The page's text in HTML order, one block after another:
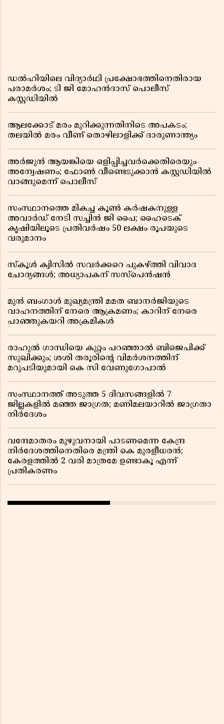
ഡൽഹിയിലെ വിദ്യാർഥി പ്രക്ഷോഭത്തിനെതിരായ
പരാമർശം; ടി ജി മോഹൻദാസ് പൊലീസ്
കസ്റ്റഡിയിൽ
ആലക്കോട് മരം മുറിക്കുന്നതിനിടെ അപകടം;
തലയിൽ മരം വീണ് തൊഴിലാളിക്ക് ദാരുണാന്ത്യം
അർജുൻ ആയങ്കിയെ ഒളിപ്പിച്ചവർക്കെതിരെയും
അന്വേഷണം; ഫോൺ വീണ്ടെടുക്കാൻ കസ്റ്റഡിയിൽ
വാങ്ങുമെന്ന് പൊലീസ്
സംസ്ഥാനത്തെ മികച്ച കൂൺ കർഷകനുള്ള
അവാർഡ് നേടി സച്ചിൻ ജി പൈ; ഹൈടെക്
കൃഷിയിലൂടെ പ്രതിവർഷം 50 ലക്ഷം രൂപയുടെ
വരുമാനം
സ്കൂൾ ക്വിസിൽ സവർക്കറെ പുകഴ്ത്തി വിവാദ
ചോദ്യങ്ങൾ; അധ്യാപകന് സസ്പെൻഷൻ
മുൻ ബംഗാൾ മുഖ്യമന്ത്രി മമത ബാനർജിയുടെ
വാഹനത്തിന് നേരെ ആക്രമണം; കാറിന് നേരെ
പാഞ്ഞുകയറി അക്രമികൾ
രാഹുൽ ഗാന്ധിയെ കുറ്റം പറഞ്ഞാൽ ബിജെപിക്ക്
സുഖിക്കും; ശശി തരൂരിന്റെ വിമർശനത്തിന്
മറുപടിയുമായി കെ സി വേണുഗോപാൽ
സംസ്ഥാനത്ത് അടുത്ത 5 ദിവസങ്ങളിൽ 7
ജില്ലകളിൽ മഞ്ഞ ജാഗ്രത; മണിമലയാറിൽ ജാഗ്രതാ
നിർദേശം
വന്ദേമാതരം മുഴുവനായി പാടണമെന്ന കേന്ദ്ര
നിർദേശത്തിനെതിരെ മന്ത്രി കെ മുരളീധരൻ;
കേരളത്തിൽ 2 വരി മാത്രമേ ഉണ്ടാകൂ എന്ന്
പ്രതികരണം